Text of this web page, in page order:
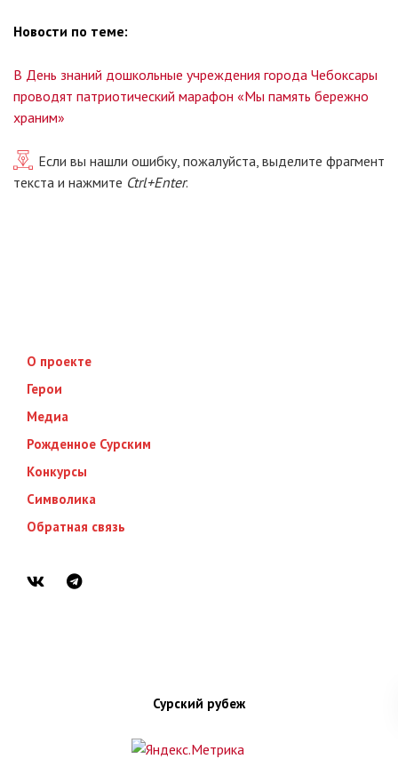
Новости по теме:
В День знаний дошкольные учреждения города Чебоксары
проводят патриотический марафон «Мы память бережно
храним»
Если вы нашли ошибку, пожалуйста, выделите фрагмент
текста и нажмите Ctrl+Enter.
О проекте
Герои
Медиа
Рожденное Сурским
Конкурсы
Символика
Обратная связь
Сурский рубеж